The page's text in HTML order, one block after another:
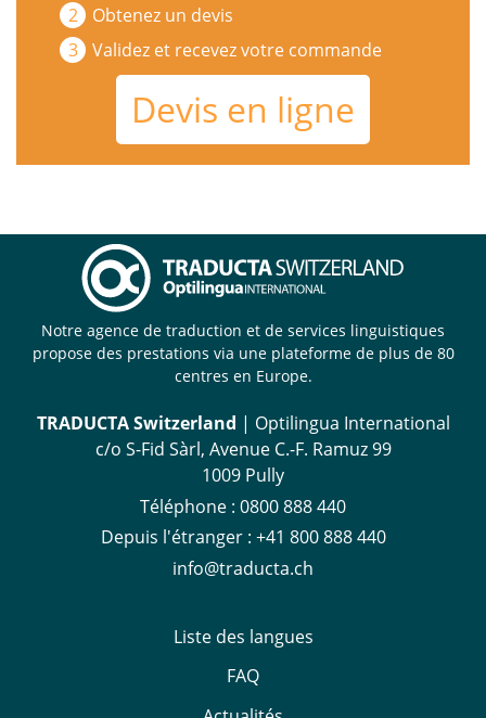
Obtenez un devis
Validez et recevez votre commande
Devis en ligne
Notre agence de traduction et de services linguistiques
propose des prestations via une plateforme de plus de 80
centres en Europe.
TRADUCTA Switzerland | Optilingua International
c/o S-Fid Sàrl, Avenue C.-F. Ramuz 99
1009 Pully
Téléphone : 0800 888 440
Depuis l'étranger : +41 800 888 440
info@traducta.ch
Liste des langues
FAQ